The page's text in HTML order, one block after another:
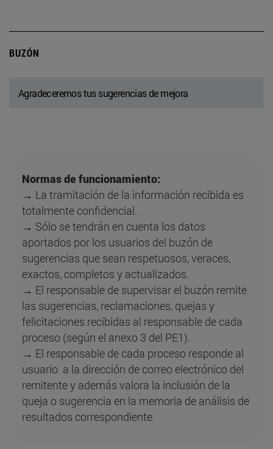
BUZÓN
Agradeceremos tus sugerencias de mejora
Normas de funcionamiento:
→ La tramitación de la información recibida es
totalmente confidencial.
→ Sólo se tendrán en cuenta los datos
aportados por los usuarios del buzón de
sugerencias que sean respetuosos, veraces,
exactos, completos y actualizados.
→ El responsable de supervisar el buzón remite
las sugerencias, reclamaciones, quejas y
felicitaciones recibidas al responsable de cada
proceso (según el anexo 3 del PE1).
→ El responsable de cada proceso responde al
usuario a la dirección de correo electrónico del
remitente y además valora la inclusión de la
queja o sugerencia en la memoria de análisis de
resultados correspondiente.